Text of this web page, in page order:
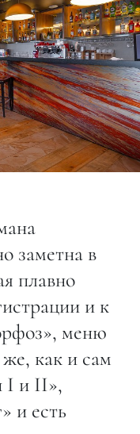
заметна в
плавно
и к
меню
как и сам
I и II»,
и есть